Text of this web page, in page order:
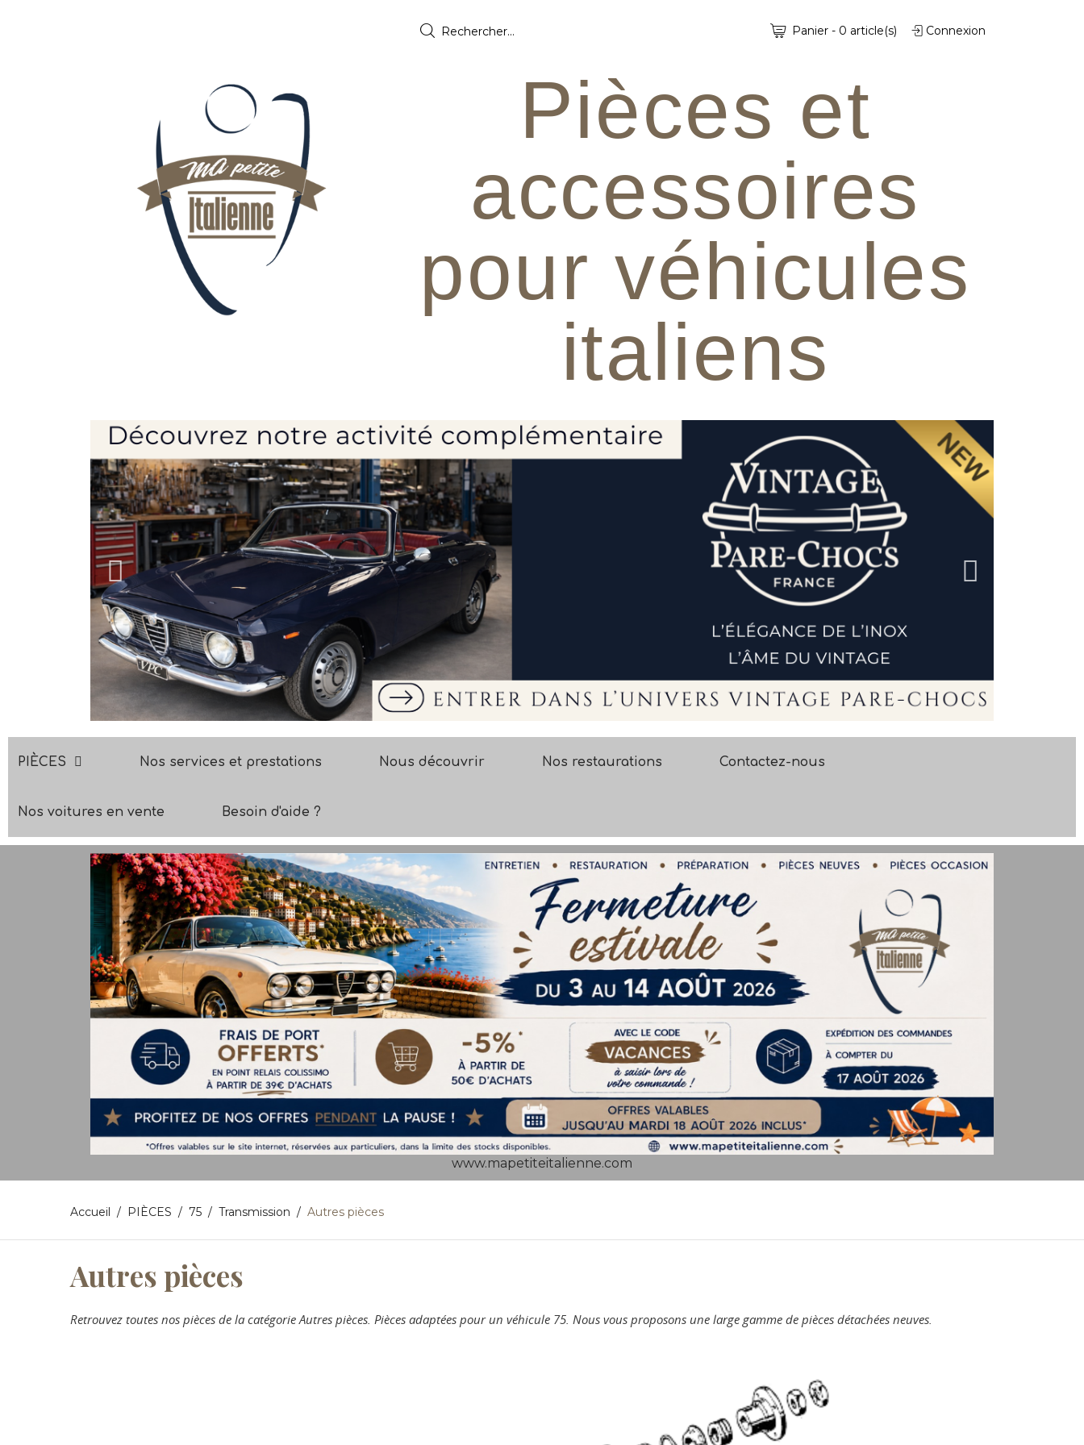
Panier - 0 article(s) Connexion
Pièces et
accessoires
pour véhicules
italiens
PIÈCES Nos services et prestations Nous découvrir Nos restaurations Contactez-nous
Nos voitures en vente Besoin d'aide ?
www.mapetiteitalienne.com
Accueil PIÈCES 75 Transmission Autres pièces
Autres pièces
Retrouvez toutes nos pièces de la catégorie Autres pièces. Pièces adaptées pour un véhicule 75. Nous vous proposons une large gamme de pièces détachées neuves.